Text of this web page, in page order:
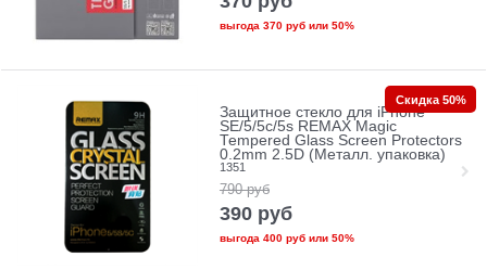
выгода 370 рубили 50%
Защитное стекло для iPhone
SE/5/5c/5s REMAX Magic
Tempered Glass Screen Protectors
0.2mm 2.5D (Металл. упаковка)
1351
790 руб
390 руб
выгода 400 рубили 50%
Скидка 50%